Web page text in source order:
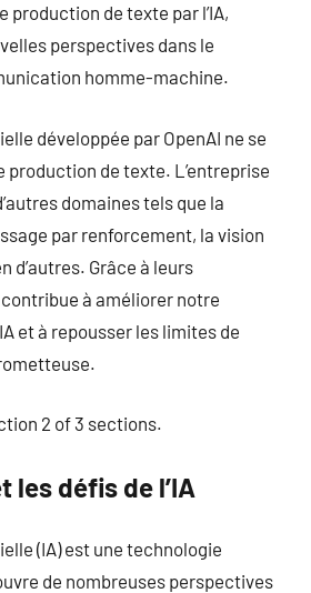
production de texte par l’IA,
perspectives dans le
homme-machine.
développée par OpenAI ne se
production de texte. L’entreprise
domaines tels que la
par renforcement, la vision
d’autres. Grâce à leurs
à améliorer notre
et à repousser les limites de
2 of 3 sections.
les défis de l’IA
(IA) est une technologie
de nombreuses perspectives